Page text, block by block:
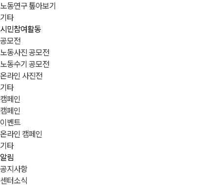
노동연구 톺아보기
기타
시민참여활동
공모전
노동사진 공모전
노동수기 공모전
온라인 사진전
기타
캠페인
캠페인
이벤트
온라인 캠페인
기타
알림
공지사항
센터소식